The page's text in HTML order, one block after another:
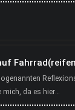
mich, da es hier
lack so